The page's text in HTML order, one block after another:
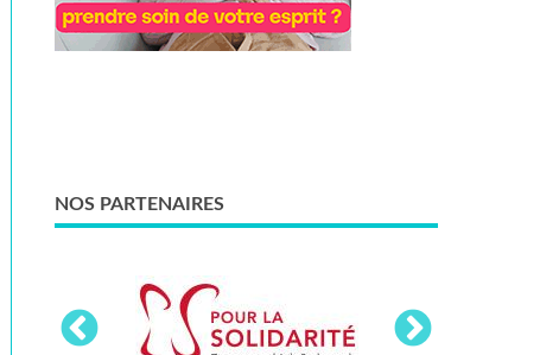
NOS PARTENAIRES